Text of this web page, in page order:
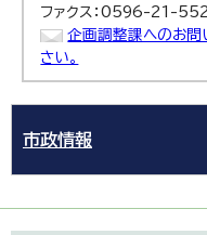
ファクス：0596-21-
企画調整課へのお問
さい。
市政情報